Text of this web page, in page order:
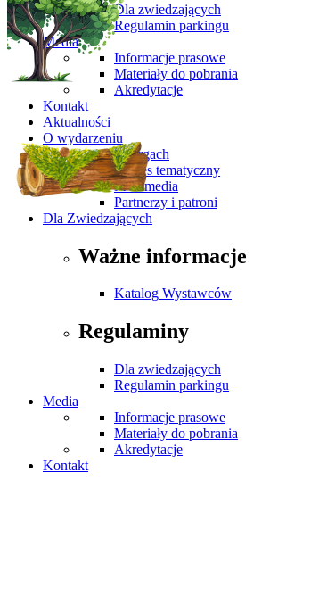
Dla zwiedzających
Regulamin parkingu
Media
Informacje prasowe
Materiały do pobrania
Akredytacje
Kontakt
Aktualności
O wydarzeniu
O targach
Zakres tematyczny
Multimedia
Partnerzy i patroni
Dla Zwiedzających
Ważne informacje
Katalog Wystawców
Regulaminy
Dla zwiedzających
Regulamin parkingu
Media
Informacje prasowe
Materiały do pobrania
Akredytacje
Kontakt